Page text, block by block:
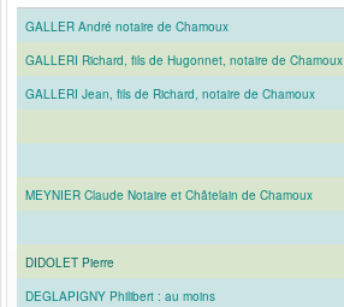
GALLER André notaire de Chamoux
GALLERI Richard, fils de Hugonnet, notaire de Chamoux
GALLERI Jean, fils de Richard, notaire de Chamoux
MEYNIER Claude Notaire et Châtelain de Chamoux
DIDOLET Pierre
DEGLAPIGNY Philibert : au moins